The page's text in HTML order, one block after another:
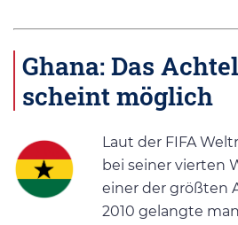
Ghana: Das
scheint möglich
Laut der FIFA
bei seiner vierten
einer der größten
2010 gelangte